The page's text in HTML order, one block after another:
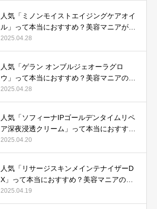
人気「ミノンモイストエイジングケアオイ
ル」って本当におすすめ？美容マニアが実
際使用して口コミを検証！
2025.04.28
人気「ゲラン オンブルジェオーラグロ
ウ」って本当におすすめ？美容マニアの私
が実際使用して、口コミを検証！
2025.04.28
人気「ソフィーナIPゴールデンタイムリペ
ア深夜浸透クリーム」って本当におすす
め？美容マニアが実際使用して口コミを検
証！
2025.04.20
人気「リサージスキンメインテナイザーD
X」って本当におすすめ？美容マニアの私
が実際使用して、口コミを検証！
2025.04.19